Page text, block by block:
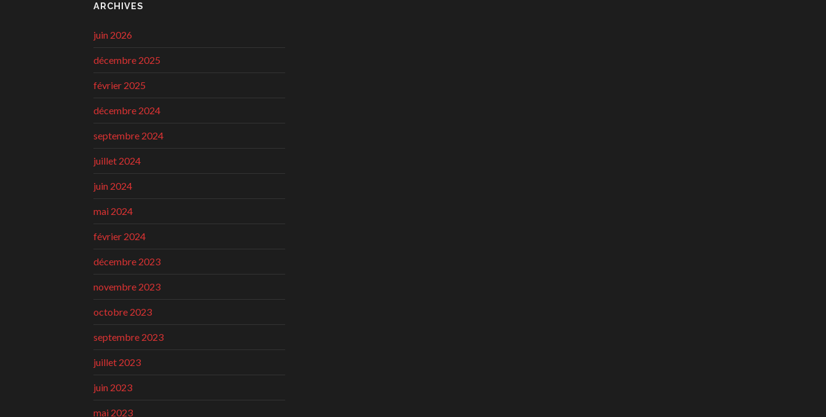
ARCHIVES
juin 2026
décembre 2025
février 2025
décembre 2024
septembre 2024
juillet 2024
juin 2024
mai 2024
février 2024
décembre 2023
novembre 2023
octobre 2023
septembre 2023
juillet 2023
juin 2023
mai 2023